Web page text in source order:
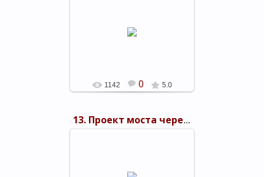
1142 0 5.0
13. Проект моста через Керченский пролив 1949 г.